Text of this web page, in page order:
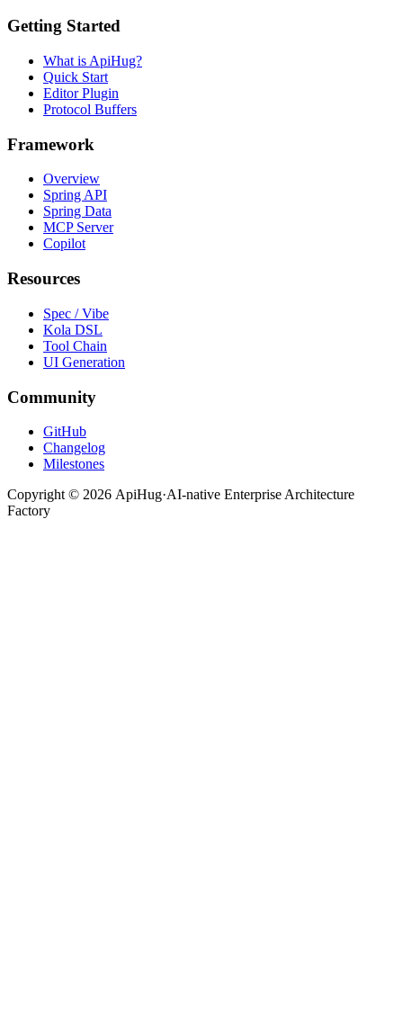
Getting Started
What is ApiHug?
Quick Start
Editor Plugin
Protocol Buffers
Framework
Overview
Spring API
Spring Data
MCP Server
Copilot
Resources
Spec / Vibe
Kola DSL
Tool Chain
UI Generation
Community
GitHub
Changelog
Milestones
Copyright © 2026 ApiHug·AI-native Enterprise Architecture
Factory